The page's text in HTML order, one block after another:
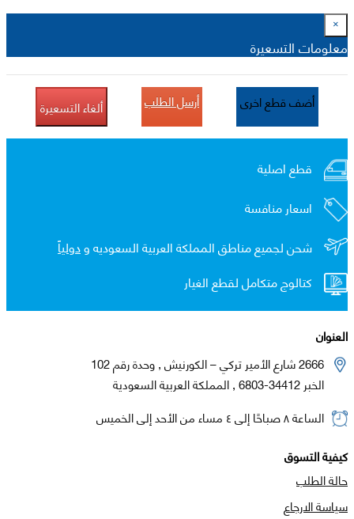
×
معلومات التسعيرة
أضف قطع اخرى أرسل الطلب ألغاء التسعيرة
قطع اصلية
اسعار منافسة
شحن لجميع مناطق المملكة العربية السعوديه ودولياً
كتالوج متكامل لقطع الغيار
العنوان
2666 شارع الأمير تركي – الكورنيش , وحدة رقم 102
الخبر 34412-6803 , المملكة العربية السعودية
الساعة ٨ صباحًا إلى ٤ مساء من الأحد إلى الخميس
كيفية التسوق
حالة الطلب
سياسة الارجاع